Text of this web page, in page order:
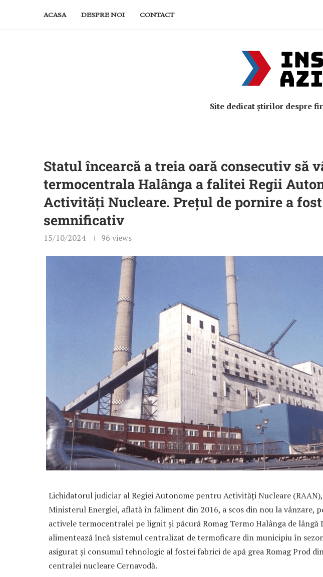
ACASA DESPRE NOI CONTACT
Site dedicat știrilor despre
Statul încearcă a treia oară consecutiv să
termocentrala Halânga a falitei Regii
Activități Nucleare. Prețul de pornire a
semnificativ
15/10/2024 96 views
Lichidatorul judiciar al Regiei Autonome pentru Activități Nucleare
Ministerul Energiei, aflată în faliment din 2016, a scos din nou la vânzare,
activele termocentralei pe lignit și păcură Romag Termo Halânga de lângă
alimentează încă sistemul centralizat de termoficare din municipiu în
asigurat și consumul tehnologic al fostei fabrici de apă grea Romag Prod
centralei nucleare Cernavodă.